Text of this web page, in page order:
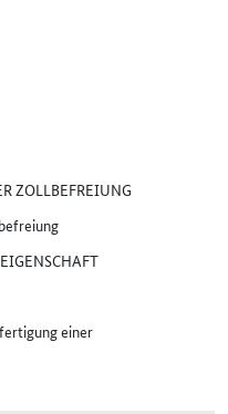
ZOLLBEFREIUNG
einer